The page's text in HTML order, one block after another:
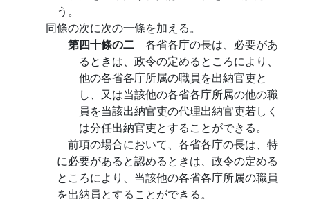
う。
同條の次に次の一條を加える。
第四十條の二 各省各庁の長は、必要があ
るときは、政令の定めるところにより、
他の各省各庁所属の職員を出納官吏と
し、又は当該他の各省各庁所属の他の職
員を当該出納官吏の代理出納官吏若しく
は分任出納官吏とすることができる。
前項の場合において、各省各庁の長は、特
に必要があると認めるときは、政令の定める
ところにより、当該他の各省各庁所属の職員
を出納員とすることができる。